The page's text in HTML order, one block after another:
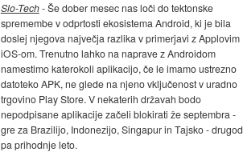
Slo-Tech- Še dober mesec nas loči do tektonske
spremembe v odprtosti ekosistema Android, ki je bila
doslej njegova največja razlika v primerjavi z Applovim
iOS-om. Trenutno lahko na naprave z Androidom
namestimo katerokoli aplikacijo, če le imamo ustrezno
datoteko APK, ne glede na njeno vključenost v uradno
trgovino Play Store. V nekaterih državah bodo
nepodpisane aplikacije začeli blokirati že septembra -
gre za Brazilijo, Indonezijo, Singapur in Tajsko - drugod
pa prihodnje leto.